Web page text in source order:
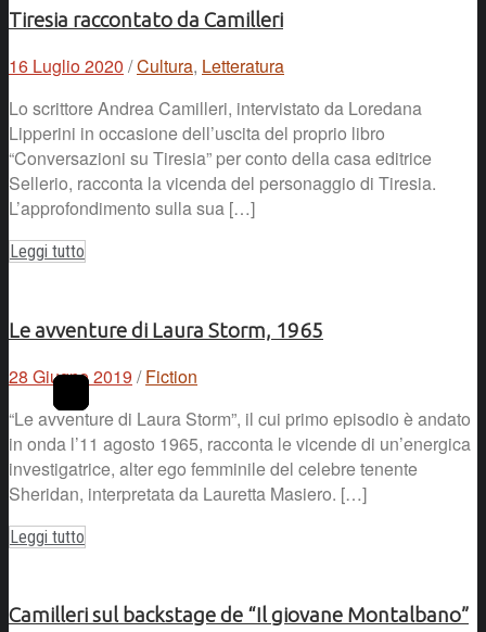
Tiresia raccontato da Camilleri
16 Luglio 2020 /Cultura, Letteratura
Lo scrittore Andrea Camilleri, intervistato da Loredana
Lipperini in occasione dell’uscita del proprio libro
“Conversazioni su Tiresia” per conto della casa editrice
Sellerio, racconta la vicenda del personaggio di Tiresia.
L’approfondimento sulla sua […]
Leggi tutto
Le avventure di Laura Storm, 1965
28 Giugno 2019 / Fiction
“Le avventure di Laura Storm”, il cui primo episodio è andato
in onda l’11 agosto 1965, racconta le vicende di un’energica
investigatrice, alter ego femminile del celebre tenente
Sheridan, interpretata da Lauretta Masiero. […]
Leggi tutto
Camilleri sul backstage de “Il giovane Montalbano”